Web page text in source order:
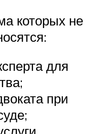
которых не
для
при